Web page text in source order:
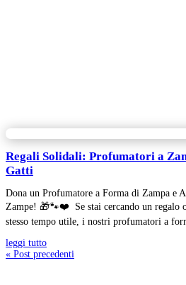
Regali Solidali: Profumatori a
Gatti
Dona un Profumatore a Forma di Zampa e
Zampe! 🎁🐾❤️ Se stai cercando un regalo
stesso tempo utile, i nostri profumatori a
leggi tutto
« Post precedenti